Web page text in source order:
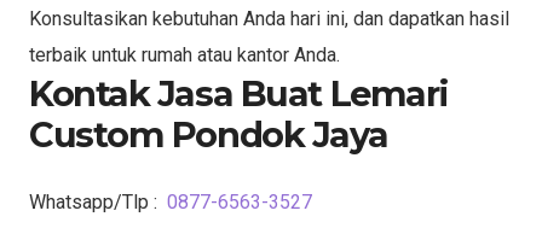
Konsultasikan kebutuhan Anda hari ini, dan dapatkan hasil
terbaik untuk rumah atau kantor Anda.
Kontak Jasa Buat Lemari
Custom Pondok Jaya
Whatsapp/Tlp : 0877-6563-3527